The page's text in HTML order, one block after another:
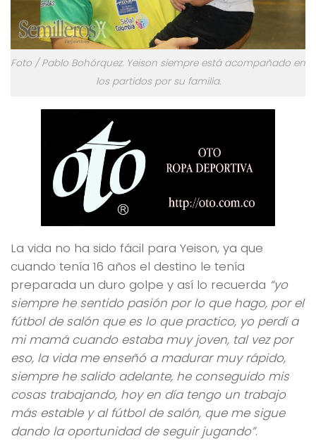
Foto / Pablo Bohórquez. Yeison siempre está acompañado en
los partidos por su familia.
La vida no ha sido fácil para Yeison, ya que
cuando tenía 16 años el destino le tenía
preparada un duro golpe y así lo recuerda “yo
siempre he sentido pasión por lo que hago, por el
fútbol de salón que es lo que practico, yo perdí a
mi mamá cuando estaba muy joven, tal vez por
eso, la vida me enseñó a madurar muy rápido,
siempre he salido adelante, he conseguido mis
cosas trabajando, hoy en día tengo un trabajo
más estable y al fútbol de salón, que me sigue
dando la oportunidad de seguir jugando”.